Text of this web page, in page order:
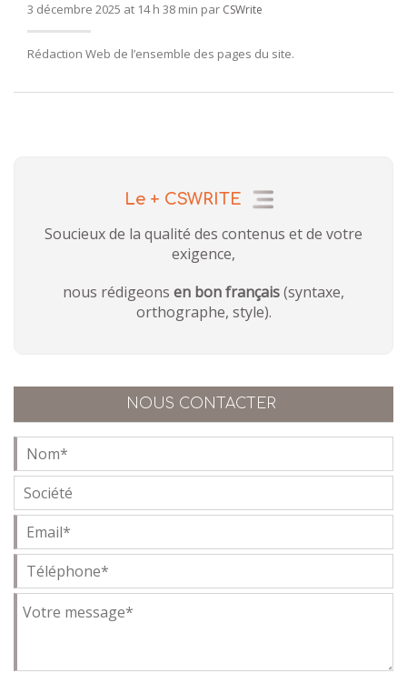
3 décembre 2025 at 14 h 38 min par CSWrite
Rédaction Web de l’ensemble des pages du site.
Le + CSWRITE
Soucieux de la qualité des contenus et de votre
exigence,
nous rédigeons en bon français(syntaxe,
orthographe, style).
NOUS CONTACTER